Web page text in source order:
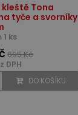
Tona
tyče a svorníky
ks
695 Kč
DPH
DO KOŠÍKU